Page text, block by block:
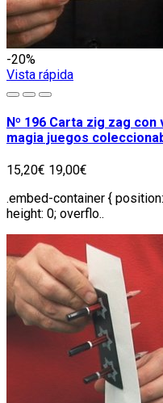
-20%
Vista rápida
Nº 196 Carta zig zag
magia juegos
15,20€ 19,00€
.embed-container {
height: 0; overflo..